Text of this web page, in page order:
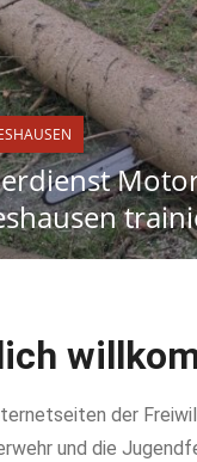
der
und die